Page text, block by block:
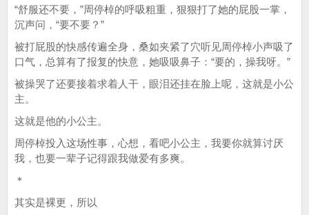
“舒服还不要，”周停棹的呼吸粗重，狠狠打了她的屁股一掌，
沉声问，“要不要？”
被打屁股的快感传遍全身，桑如夹紧了穴听见周停棹小声吸了
口气，总算有了报复的快意，她吸吸鼻子：“要的，操我呀。”
被操哭了还要接着求着人干，眼泪还挂在脸上呢，这就是小公
主。
这就是他的小公主。
周停棹投入这场性事，心想，看吧小公主，我要你就算讨厌
我，也要一辈子记得跟我做爱有多爽。
＊
其实是裸更，所以